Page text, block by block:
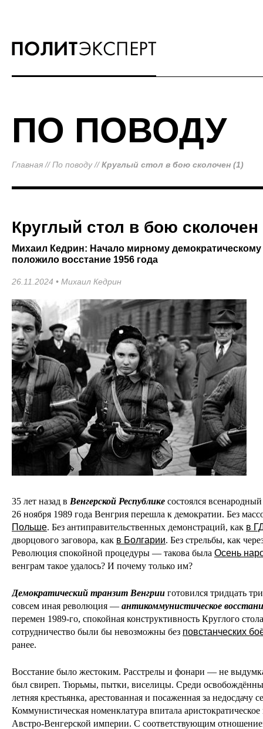
ПО ПОВОДУ
Главная //По поводу//Круглый стол в бою сколочен (1)
Круглый стол в бою сколочен
Михаил Кедрин: Начало мирному демократическому
положило восстание 1956 года
26.11.2024 • Михаил Кедрин
35 лет назад в Венгерской Республике состоялся
26 ноября 1989 года Венгрия перешла к демократии. Без
Польше. Без антиправительственных демонстраций, как в
дворцового заговора, как в Болгарии. Без стрельбы, как
Революция спокойной процедуры — такова была Осень
венграм такое удалось? И почему только им?
Демократический транзит Венгрии готовился тридцать
совсем иная революция — антикоммунистическое
перемен 1989-го, спокойная конструктивность Круглого
сотрудничество были бы невозможны без повстанческих
ранее.
Восстание было жестоким. Расстрелы и фонари — не
был свиреп. Тюрьмы, пытки, виселицы. Среди
летняя крестьянка, арестованная и посаженная за недосдачу
Коммунистическая номенклатура впитала
Австро-Венгерской империи. С соответствующим